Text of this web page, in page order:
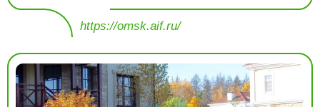
https://omsk.aif.ru/